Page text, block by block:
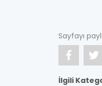
Sayfayı
İlgili